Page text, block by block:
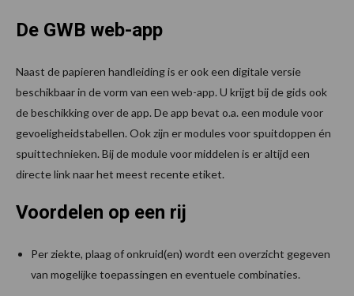
De GWB web-app
Naast de papieren handleiding is er ook een digitale versie
beschikbaar in de vorm van een web-app. U krijgt bij de gids ook
de beschikking over de app. De app bevat o.a. een module voor
gevoeligheidstabellen. Ook zijn er modules voor spuitdoppen én
spuittechnieken. Bij de module voor middelen is er altijd een
directe link naar het meest recente etiket.
Voordelen op een rij
Per ziekte, plaag of onkruid(en) wordt een overzicht gegeven
van mogelijke toepassingen en eventuele combinaties.